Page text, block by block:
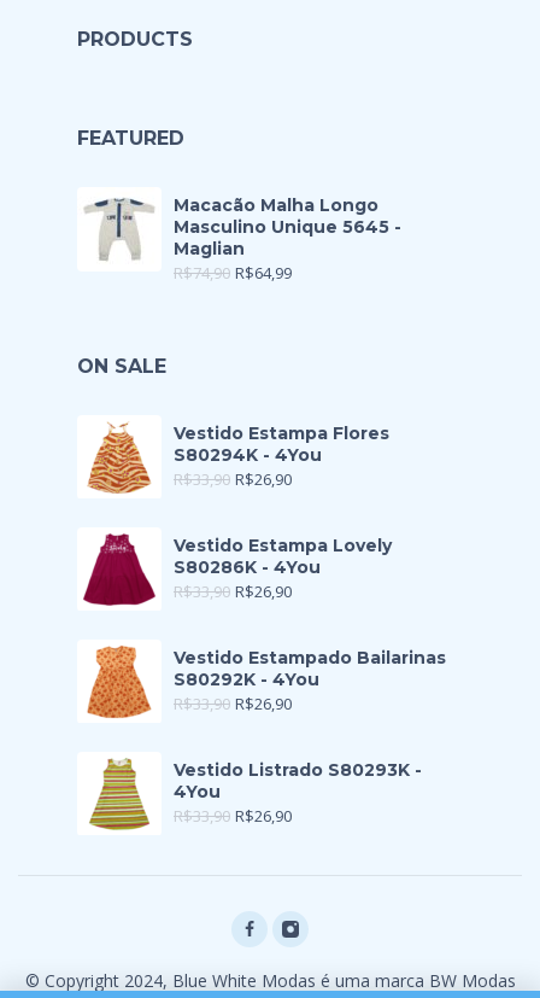
PRODUCTS
FEATURED
Macacão Malha Longo
Masculino Unique 5645 -
Maglian
R$74,90 R$64,99
ON SALE
Vestido Estampa Flores
S80294K - 4You
R$33,90 R$26,90
Vestido Estampa Lovely
S80286K - 4You
R$33,90 R$26,90
Vestido Estampado Bailarinas
S80292K - 4You
R$33,90 R$26,90
Vestido Listrado S80293K -
4You
R$33,90 R$26,90
© Copyright 2024, Blue White Modas é uma marca BW Modas